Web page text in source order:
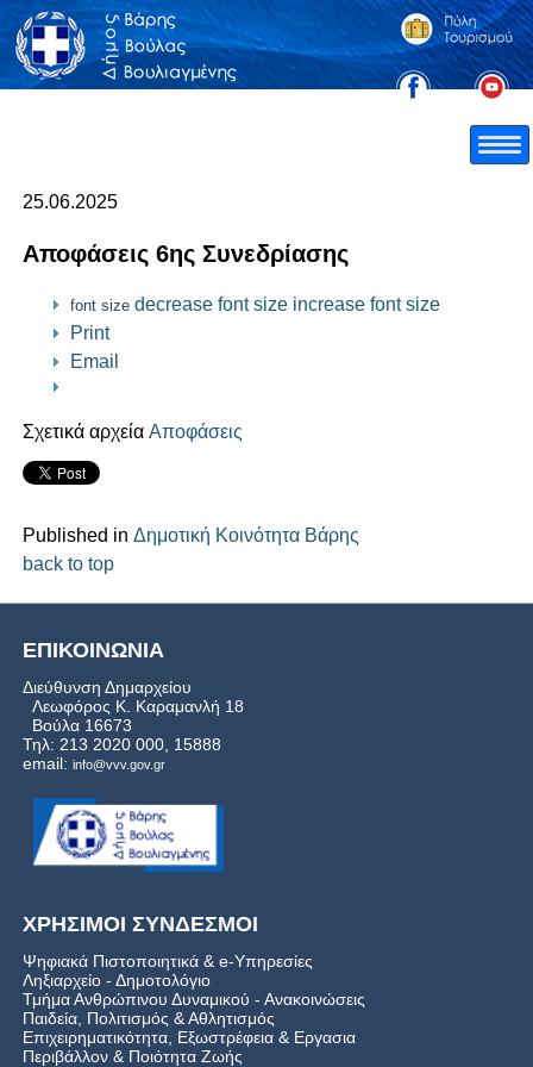
25.06.2025
Αποφάσεις 6ης Συνεδρίασης
font size decrease font size increase font size
Print
Email
Σχετικά αρχείαΑποφάσεις
Published in Δημοτική Κοινότητα Βάρης
back to top
ΕΠΙΚΟΙΝΩΝΙΑ
Διεύθυνση Δημαρχείου
Λεωφόρος Κ. Καραμανλή 18
Βούλα 16673
Τηλ: 213 2020 000, 15888
email: info@vvv.gov.gr
ΧΡΗΣΙΜΟΙ ΣΥΝΔΕΣΜΟΙ
Ψηφιακά Πιστοποιητικά & e-Υπηρεσίες
Ληξιαρχείο - Δημοτολόγιο
Τμήμα Ανθρώπινου Δυναμικού - Ανακοινώσεις
Παιδεία, Πολιτισμός & Αθλητισμός
Επιχειρηματικότητα, Εξωστρέφεια & Εργασια
Περιβάλλον & Ποιότητα Ζωής